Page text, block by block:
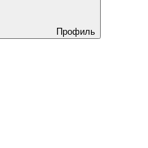
Профиль